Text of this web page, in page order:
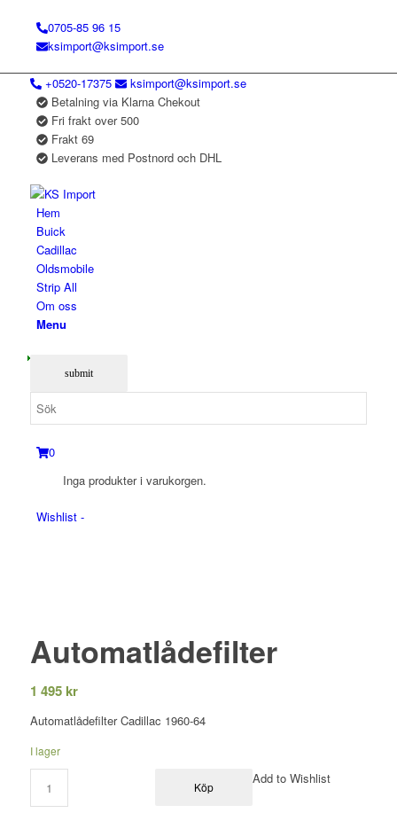
0705-85 96 15
ksimport@ksimport.se
+0520-17375
ksimport@ksimport.se
Betalning via Klarna Chekout
Fri frakt over 500
Frakt 69
Leverans med Postnord och DHL
Hem
Buick
Cadillac
Oldsmobile
Strip All
Om oss
Menu
0
Inga produkter i varukorgen.
Wishlist -
Automatlådefilter
1 495 kr
Automatlådefilter Cadillac 1960-64
I lager
Köp
Add to Wishlist